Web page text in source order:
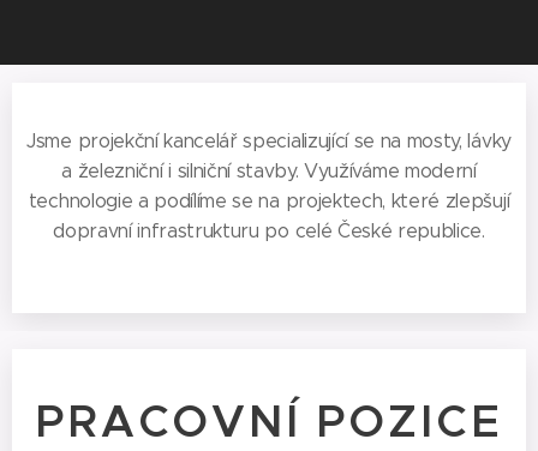
Jsme projekční kancelář specializující se na mosty, lávky
a železniční i silniční stavby. Využíváme moderní
technologie a podílíme se na projektech, které zlepšují
dopravní infrastrukturu po celé České republice.
PRACOVNÍ POZICE